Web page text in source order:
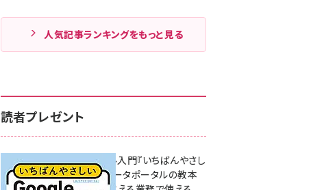
人気記事ランキングをもっと見る
読者プレゼント
無料BIツール入門『いちばんやさし
いGoogleデータポータルの教本